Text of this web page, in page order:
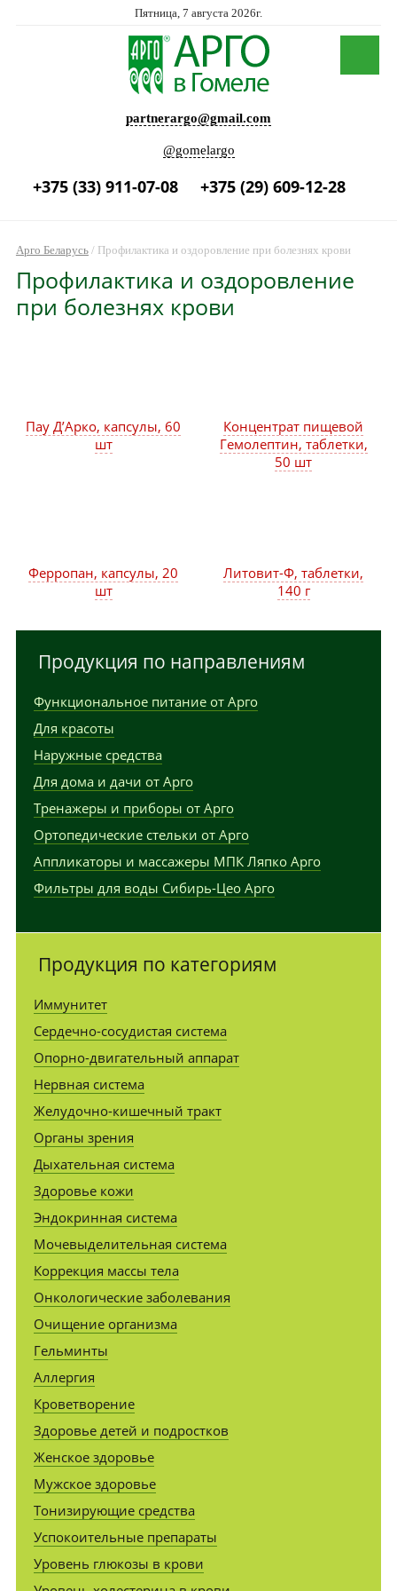
Пятница, 7 августа 2026г.
partnerargo@gmail.com
@gomelargo
+375 (33) 911-07-08 +375 (29) 609-12-28
Арго Беларусь/ Профилактика и оздоровление при болезнях крови
Профилактика и оздоровление
при болезнях крови
Пау Д’Арко, капсулы, 60
шт
Концентрат пищевой
Гемолептин, таблетки,
50 шт
Литовит-Ф, таблетки,
140 г
Ферропан, капсулы, 20
шт
Продукция по направлениям
Функциональное питание от Арго
Для красоты
Наружные средства
Для дома и дачи от Арго
Тренажеры и приборы от Арго
Ортопедические стельки от Арго
Аппликаторы и массажеры МПК Ляпко Арго
Фильтры для воды Сибирь-Цео Арго
Продукция по категориям
Иммунитет
Сердечно-сосудистая система
Опорно-двигательный аппарат
Нервная система
Желудочно-кишечный тракт
Органы зрения
Дыхательная система
Здоровье кожи
Эндокринная система
Мочевыделительная система
Коррекция массы тела
Онкологические заболевания
Очищение организма
Гельминты
Аллергия
Кроветворение
Здоровье детей и подростков
Женское здоровье
Мужское здоровье
Тонизирующие средства
Успокоительные препараты
Уровень глюкозы в крови